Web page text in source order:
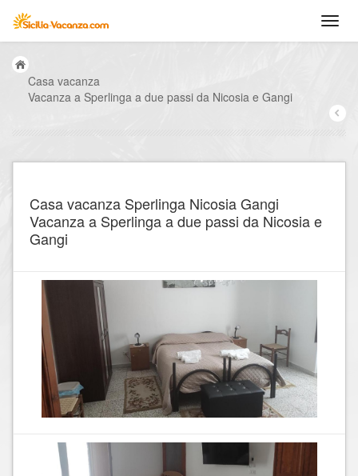
Casa vacanza
Vacanza a Sperlinga a due passi da Nicosia e Gangi
Casa vacanza Sperlinga Nicosia Gangi
Vacanza a Sperlinga a due passi da Nicosia e
Gangi